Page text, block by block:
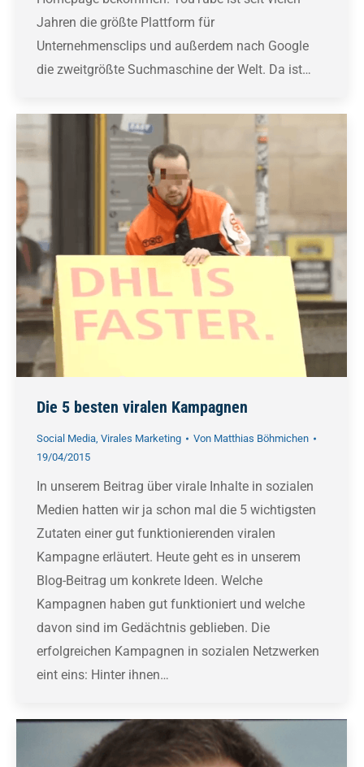
Jahren die größte Plattform für
Unternehmensclips und außerdem nach Google
die zweitgrößte Suchmaschine der Welt. Da ist…
Die 5 besten viralen Kampagnen
Social Media, Virales Marketing Von Matthias Böhmichen
19/04/2015
In unserem Beitrag über virale Inhalte in sozialen
Medien hatten wir ja schon mal die 5 wichtigsten
Zutaten einer gut funktionierenden viralen
Kampagne erläutert. Heute geht es in unserem
Blog-Beitrag um konkrete Ideen. Welche
Kampagnen haben gut funktioniert und welche
davon sind im Gedächtnis geblieben. Die
erfolgreichen Kampagnen in sozialen Netzwerken
eint eins: Hinter ihnen…